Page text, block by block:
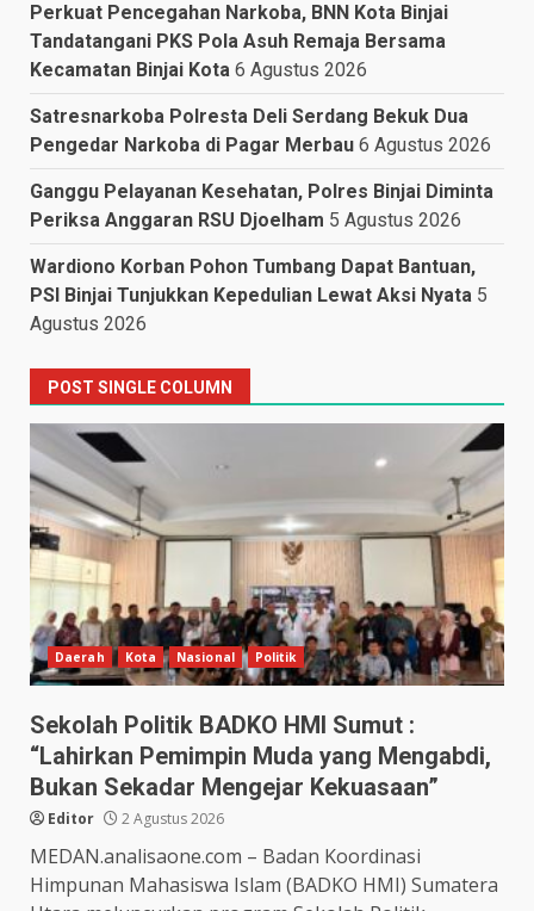
Perkuat Pencegahan Narkoba, BNN Kota Binjai
Tandatangani PKS Pola Asuh Remaja Bersama
Kecamatan Binjai Kota 6 Agustus 2026
Satresnarkoba Polresta Deli Serdang Bekuk Dua
Pengedar Narkoba di Pagar Merbau 6 Agustus 2026
Ganggu Pelayanan Kesehatan, Polres Binjai Diminta
Periksa Anggaran RSU Djoelham 5 Agustus 2026
Wardiono Korban Pohon Tumbang Dapat Bantuan,
PSI Binjai Tunjukkan Kepedulian Lewat Aksi Nyata 5
Agustus 2026
POST SINGLE COLUMN
Daerah Kota Nasional Politik
Sekolah Politik BADKO HMI Sumut :
“Lahirkan Pemimpin Muda yang Mengabdi,
Bukan Sekadar Mengejar Kekuasaan”
Editor 2 Agustus 2026
MEDAN.analisaone.com – Badan Koordinasi
Himpunan Mahasiswa Islam (BADKO HMI) Sumatera